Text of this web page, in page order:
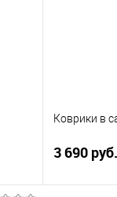
Коврики в
3 690 руб.